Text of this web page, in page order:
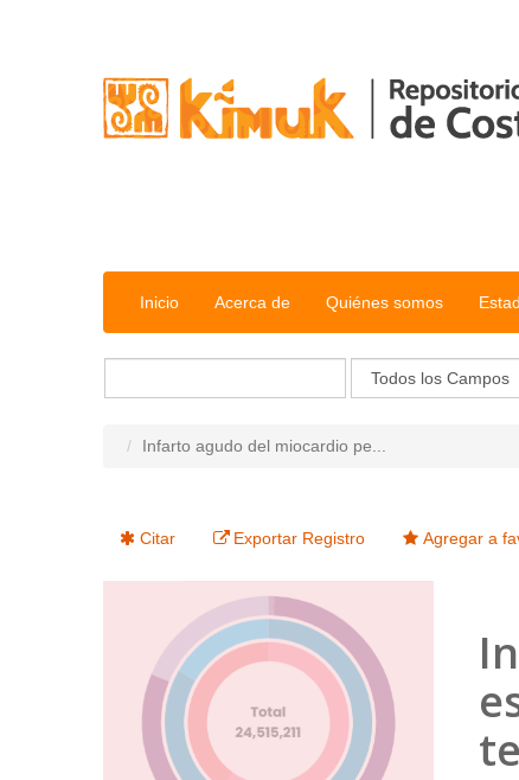
Inicio Acerca de Quiénes somos
Infarto agudo del miocardio pe...
Citar Exportar Registro Agregar a